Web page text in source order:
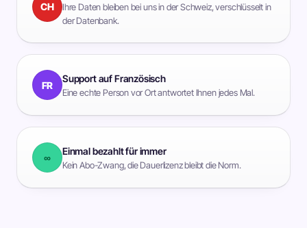
CH
Ihre Daten bleiben bei uns in der Schweiz, verschlüsselt in
der Datenbank.
FR
Support auf Französisch
Eine echte Person vor Ort antwortet Ihnen jedes Mal.
∞
Einmal bezahlt für immer
Kein Abo-Zwang, die Dauerlizenz bleibt die Norm.